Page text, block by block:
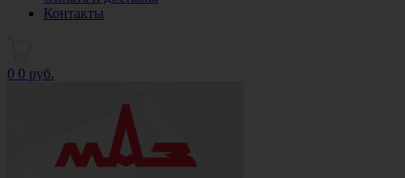
Контакты
0 0 руб.